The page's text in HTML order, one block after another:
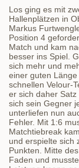
Los ging es mit
Hallenplätzen in
Markus
Position 4
Match und kam
besser ins Spiel.
sich mehr und
einer guten
schnellen Velour-
er sich daher
sich sein Gegner
unterliefen nun
Fehler. Mit 1:6
Matchtiebreak
und erspielte sich
Punkten. Mitte
Faden und